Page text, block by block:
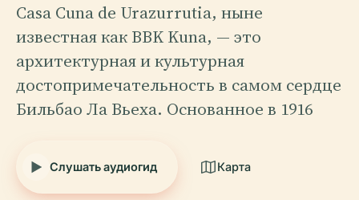
Casa Cuna de Urazurrutia, ныне
известная как BBK Kuna, — это
архитектурная и культурная
достопримечательность в самом сердце
Бильбао Ла Вьеха. Основанное в 1916
Слушать аудиогид Карта